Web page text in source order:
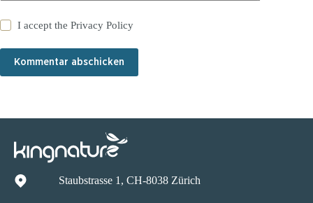
I accept thePrivacy Policy
Kommentar abschicken
Staubstrasse 1, CH-8038 Zürich